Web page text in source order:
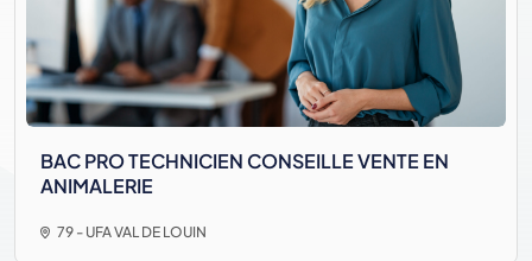
BAC PRO TECHNICIEN CONSEILLE VENTE EN
ANIMALERIE
79 - UFA VAL DE LOUIN